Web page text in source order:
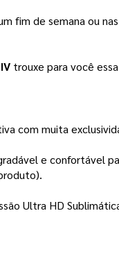
de semana ou
trouxe para você
com muita
e confortável
Ultra HD